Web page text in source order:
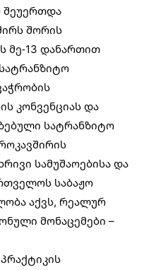
შორის
მე-13 დანართით
კონვენციას და
სატრანზიტო
სამუშაოებისა და
საბაჟო
აქვს, რეალურ
მონაცემები –